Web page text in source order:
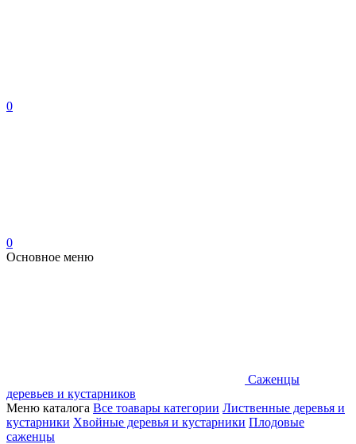
0
0
Основное меню
Саженцы
деревьев и кустарников
Меню каталога Все тоавары категории Лиственные деревья и
кустарники Хвойные деревья и кустарники Плодовые
саженцы